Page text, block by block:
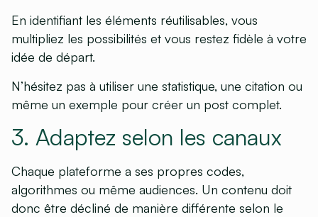
En identifiant les éléments réutilisables, vous
multipliez les possibilités et vous restez fidèle à votre
idée de départ.
N’hésitez pas à utiliser une statistique, une citation ou
même un exemple pour créer un post complet.
3. Adaptez selon les canaux
Chaque plateforme a ses propres codes,
algorithmes ou même audiences. Un contenu doit
donc être décliné de manière différente selon le